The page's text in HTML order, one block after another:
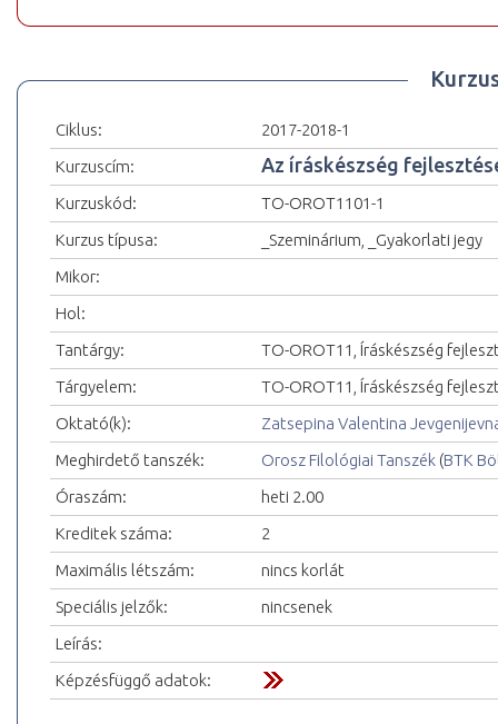
Ciklus:
2017-2018-1
Kurzuscím:
Az íráskészség
Kurzuskód:
TO-OROT1101-1
Kurzus típusa:
_Szeminárium, _Gyakorlati jegy
Mikor:
Hol:
Tantárgy:
TO-OROT11, Íráskészség
Tárgyelem:
TO-OROT11, Íráskészség
Oktató(k):
Zatsepina Valentina
Meghirdető tanszék:
Orosz Filológiai Tanszék (BTK
Óraszám:
heti 2.00
Kreditek száma:
2
Maximális létszám:
nincs korlát
Speciális jelzők:
nincsenek
Leírás:
Képzésfüggő adatok: